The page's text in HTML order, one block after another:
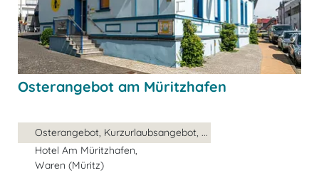
Osterangebot am Müritzhafen
Osterangebot, Kurzurlaubsangebot, ...
Hotel Am Müritzhafen,
Waren (Müritz)